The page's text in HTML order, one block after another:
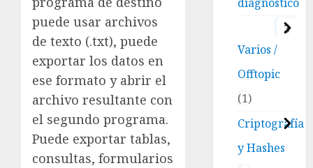
puede usar archivos
de texto (.txt), puede
exportar los datos en
ese formato y abrir el
archivo resultante con
el segundo programa.
Puede exportar tablas,
consultas, formularios
3
Varios /
Offtopic
1
Criptografía
y Hashes